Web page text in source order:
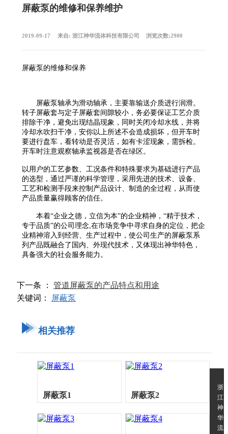
屏蔽泵的维修和保养维护
2019-09-17 来自:浙江神华流体科技有限公司 浏览次数:2900
屏蔽泵的维修和保养
屏蔽泵轴承为滑动轴承，主要靠输送介质进行润滑。
转子屏蔽套与定子屏蔽套间隙较小，务必要保证工艺介质
排除干净，避免出现结晶现象，同时关闭冷却水线，并将
冷却水吹扫干净，安你以上所述不会造成损坏，但开车时
要进行盘车，看转动是否灵活，如有卡涩现象，需拆检。
开车时注意观察轴承监视器是否在绿区。
以用户的工艺参数、工况条件和特殊要求为基础进行产品
的选型，通过严谨的科学管理，采用先进的技术、设备、
工艺和检测手段来控制产品设计、制造的全过程，从而使
产品质量赢得顾客的信任。
本着“企业之德，立信为本”的企业精神，“精于技术，
专于品质”的公司理念,在市场竞争中寻求自身的定位，把企
业精神溶入到经营、生产过程中，使公司生产的屏蔽泵系
列产品既融合了国内、外现代技术，又体现出神华特色，
具备强大的社会服务能力。
下一条 ：
管道屏蔽泵的产品特点和用途
关键词：
屏蔽泵
相关推荐
屏蔽泵1 屏蔽泵2
浙
江
神
华
流